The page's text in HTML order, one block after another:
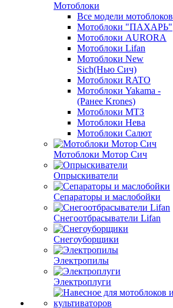
Мотоблоки
Все модели мотоблоков
Мотоблоки "ПАХАРЬ"
Мотоблоки AURORA
Мотоблоки Lifan
Мотоблоки New
Sich(Нью Сич)
Мотоблоки RATO
Мотоблоки Yakama -
(Ранее Krones)
Мотоблоки МТЗ
Мотоблоки Нева
Мотоблоки Салют
Мотоблоки Мотор Сич
Опрыскиватели
Сепараторы и маслобойки
Снегоотбрасыватели Lifan
Снегоуборщики
Электропилы
Электроплуги